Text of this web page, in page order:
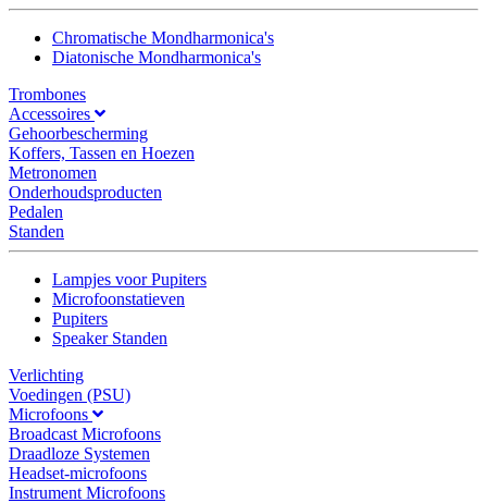
Chromatische Mondharmonica's
Diatonische Mondharmonica's
Trombones
Accessoires
Gehoorbescherming
Koffers, Tassen en Hoezen
Metronomen
Onderhoudsproducten
Pedalen
Standen
Lampjes voor Pupiters
Microfoonstatieven
Pupiters
Speaker Standen
Verlichting
Voedingen (PSU)
Microfoons
Broadcast Microfoons
Draadloze Systemen
Headset-microfoons
Instrument Microfoons